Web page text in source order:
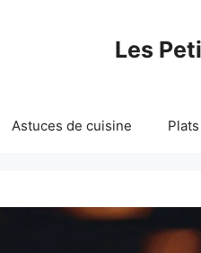
Les
Astuces de cuisine Plats